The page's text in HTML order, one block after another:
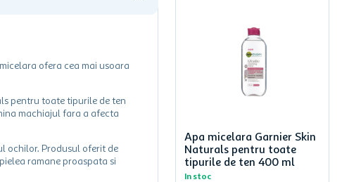
ofera cea mai usoara
pentru toate tipurile de ten
machiajul fara a afecta
ochilor. Produsul oferit de
ramane proaspata si
Apa micelara Garnier Skin
Naturals pentru toate
tipurile de ten 400 ml
In stoc